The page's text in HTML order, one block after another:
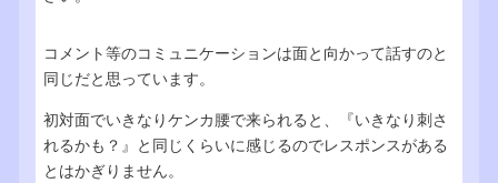
コメント等のコミュニケーションは面と向かって話すのと
同じだと思っています。
初対面でいきなりケンカ腰で来られると、『いきなり刺さ
れるかも？』と同じくらいに感じるのでレスポンスがある
とはかぎりません。